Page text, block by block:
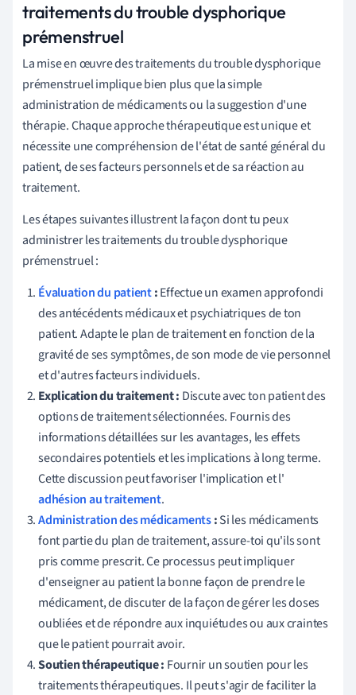
traitements du trouble dysphorique
prémenstruel
La mise en œuvre des traitements du trouble dysphorique
prémenstruel implique bien plus que la simple
administration de médicaments ou la suggestion d'une
thérapie. Chaque approche thérapeutique est unique et
nécessite une compréhension de l'état de santé général du
patient, de ses facteurs personnels et de sa réaction au
traitement.
Les étapes suivantes illustrent la façon dont tu peux
administrer les traitements du trouble dysphorique
prémenstruel :
Évaluation du patient:Effectue un examen approfondi
des antécédents médicaux et psychiatriques de ton
patient. Adapte le plan de traitement en fonction de la
gravité de ses symptômes, de son mode de vie personnel
et d'autres facteurs individuels.
Explication du traitement : Discute avec ton patient des
options de traitement sélectionnées. Fournis des
informations détaillées sur les avantages, les effets
secondaires potentiels et les implications à long terme.
Cette discussion peut favoriser l'implication et l'
adhésion au traitement.
Administration des médicaments:Si les médicaments
font partie du plan de traitement, assure-toi qu'ils sont
pris comme prescrit. Ce processus peut impliquer
d'enseigner au patient la bonne façon de prendre le
médicament, de discuter de la façon de gérer les doses
oubliées et de répondre aux inquiétudes ou aux craintes
que le patient pourrait avoir.
Soutien thérapeutique : Fournir un soutien pour les
traitements thérapeutiques. Il peut s'agir de faciliter la